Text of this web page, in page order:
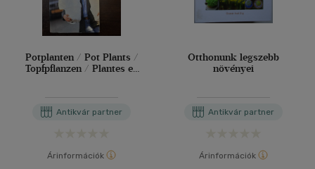
Potplanten / Pot Plants /
Topfpflanzen / Plantes en
növények képes útmutató,
Antikvár partner
Árinformációk
Otthonunk legszebb
növényei
Antikvár partner
Árinformációk